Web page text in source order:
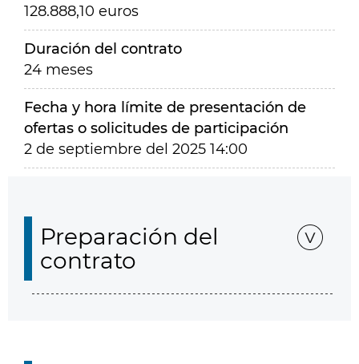
128.888,10 euros
Duración del contrato
24 meses
Fecha y hora límite de presentación de
ofertas o solicitudes de participación
2 de septiembre del 2025 14:00
Preparación del
contrato